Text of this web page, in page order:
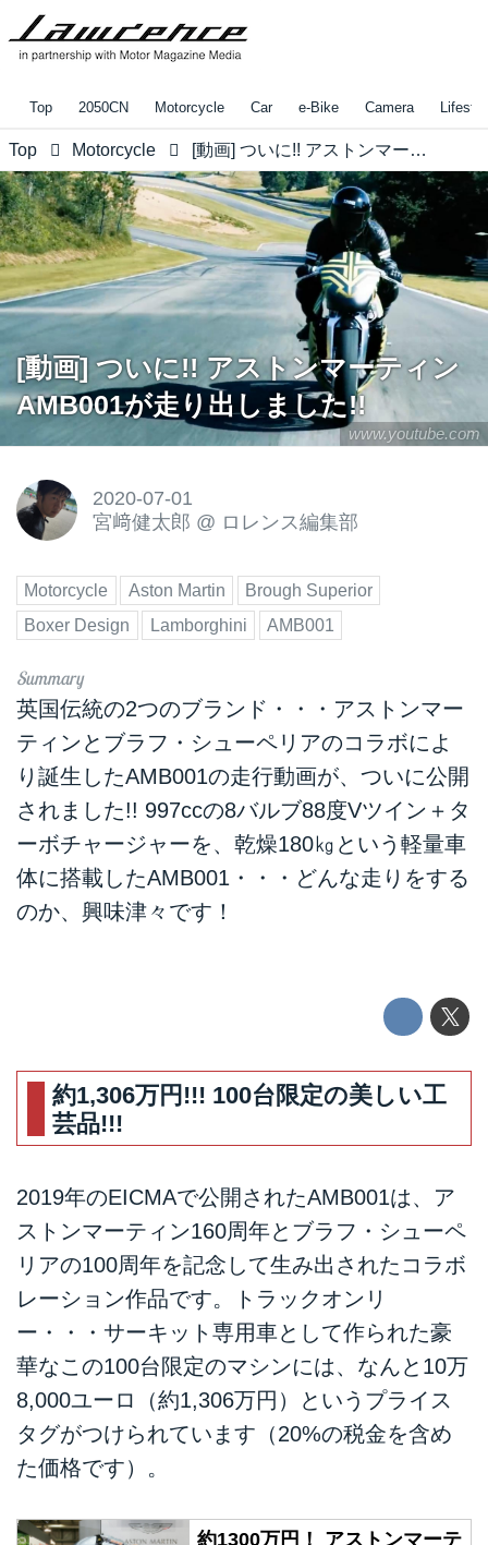
Top 2050CN Motorcycle Car e-Bike Camera
Top Motorcycle [動画] ついに!! アストンマーティンAMB001が走り出しました!!
www.youtube.com
[動画] ついに!! アストンマーティン
AMB001が走り出しました!!
2020-07-01
宮﨑健太郎 @ ロレンス編集部
Motorcycle Aston Martin
Brough Superior
Boxer Design
Lamborghini AMB001
英国伝統の2つのブランド・・・アストンマー
ティンとブラフ・シューペリアのコラボによ
り誕生したAMB001の走行動画が、ついに公開
されました!! 997ccの8バルブ88度Vツイン＋タ
ーボチャージャーを、乾燥180㎏という軽量車
体に搭載したAMB001・・・どんな走りをする
のか、興味津々です！
約1,306万円!!! 100台限定の美しい工
芸品!!!
2019年のEICMAで公開されたAMB001は、ア
ストンマーティン160周年とブラフ・シューペ
リアの100周年を記念して生み出されたコラボ
レーション作品です。トラックオンリ
ー・・・サーキット専用車として作られた豪
華なこの100台限定のマシンには、なんと10万
8,000ユーロ（約1,306万円）というプライス
タグがつけられています（20%の税金を含め
た価格です）。
約1300万円！ アストンマーテ